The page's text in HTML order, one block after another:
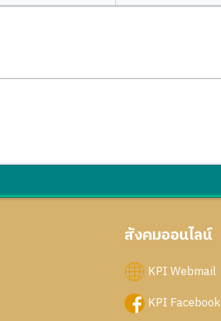
สังคมออนไลน์
KPI Webmail
KPI Facebook